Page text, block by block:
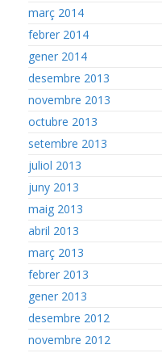
març 2014
febrer 2014
gener 2014
desembre 2013
novembre 2013
octubre 2013
setembre 2013
juliol 2013
juny 2013
maig 2013
abril 2013
març 2013
febrer 2013
gener 2013
desembre 2012
novembre 2012